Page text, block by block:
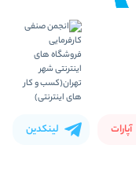
آپارات لینکدین